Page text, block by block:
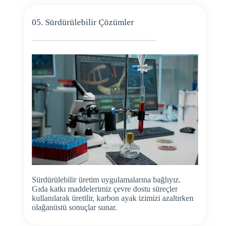
05. Sürdürülebilir Çözümler
Sürdürülebilir üretim uygulamalarına bağlıyız.
Gıda katkı maddelerimiz çevre dostu süreçler
kullanılarak üretilir, karbon ayak izimizi azaltırken
olağanüstü sonuçlar sunar.